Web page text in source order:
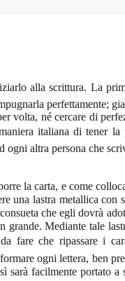
alla scrittura. La
perfettamente;
volta, né cercare di
italiana di tener
altra persona che
la carta, e come
una lastra metallica con
che egli dovrà
Mediante tale
fare che ripassare i
ogni lettera, ben
sarà facil­mente portato